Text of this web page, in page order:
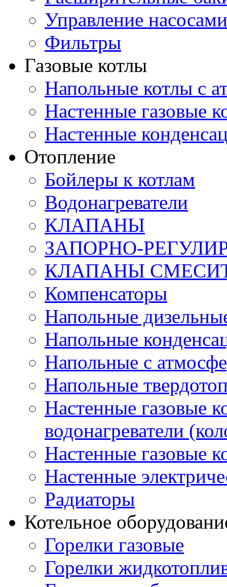
Управление насосами
Фильтры
Газовые котлы
Напольные котлы с
Настенные газовые
Настенные
Отопление
Бойлеры к котлам
Водонагреватели
КЛАПАНЫ
ЗАПОРНО-
КЛАПАНЫ
Компенсаторы
Напольные
Напольные
Напольные с
Напольные
Настенные газовые
водонагреватели
Настенные газовые
Настенные
Радиаторы
Котельное
Горелки газовые
Горелки